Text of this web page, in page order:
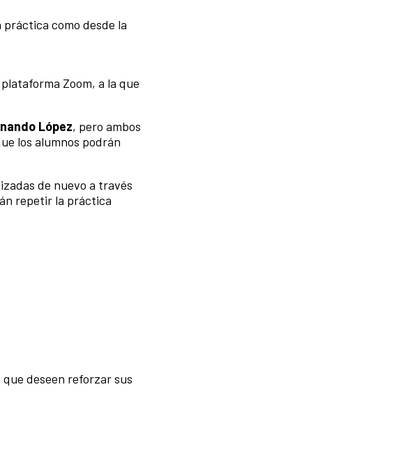
como desde la
Zoom, a la que
López, pero ambos
los alumnos podrán
de nuevo a través
repetir la práctica
deseen reforzar sus